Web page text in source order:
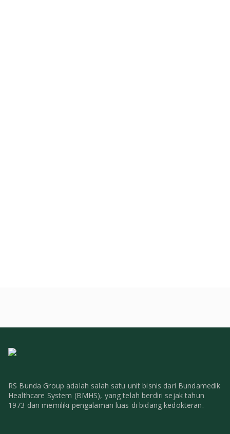
RS Bunda Group adalah salah satu unit bisnis dari Bundamedik
Healthcare System (BMHS), yang telah berdiri sejak tahun
1973 dan memiliki pengalaman luas di bidang kedokteran.